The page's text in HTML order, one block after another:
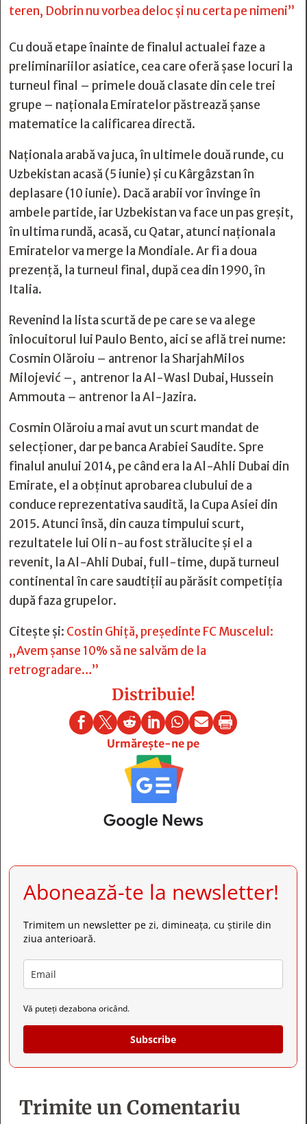
teren, Dobrin nu vorbea deloc şi nu certa pe nimeni”
Cu două etape înainte de finalul actualei faze a
preliminariilor asiatice, cea care oferă șase locuri la
turneul final – primele două clasate din cele trei
grupe – naționala Emiratelor păstrează șanse
matematice la calificarea directă.
Naționala arabă va juca, în ultimele două runde, cu
Uzbekistan acasă (5 iunie) și cu Kârgâzstan în
deplasare (10 iunie). Dacă arabii vor învinge în
ambele partide, iar Uzbekistan va face un pas greșit,
în ultima rundă, acasă, cu Qatar, atunci naționala
Emiratelor va merge la Mondiale. Ar fi a doua
prezență, la turneul final, după cea din 1990, în
Italia.
Revenind la lista scurtă de pe care se va alege
înlocuitorul lui Paulo Bento, aici se află trei nume:
Cosmin Olăroiu – antrenor la SharjahMilos
Milojević –, antrenor la Al-Wasl Dubai, Hussein
Ammouta – antrenor la Al-Jazira.
Cosmin Olăroiu a mai avut un scurt mandat de
selecționer, dar pe banca Arabiei Saudite. Spre
finalul anului 2014, pe când era la Al-Ahli Dubai din
Emirate, el a obținut aprobarea clubului de a
conduce reprezentativa saudită, la Cupa Asiei din
2015. Atunci însă, din cauza timpului scurt,
rezultatele lui Oli n-au fost strălucite și el a
revenit, la Al-Ahli Dubai, full-time, după turneul
continental în care saudtiții au părăsit competiția
după faza grupelor.
Citește și: Costin Ghiţă, preşedinte FC Muscelul:
„Avem şanse 10% să ne salvăm de la
retrogradare…”
Distribuie!
     

Urmărește-ne pe
Abonează-te la newsletter!
Trimitem un newsletter pe zi, dimineața, cu știrile din
ziua anterioară.
Vă puteți dezabona oricând.
Subscribe
Trimite un Comentariu